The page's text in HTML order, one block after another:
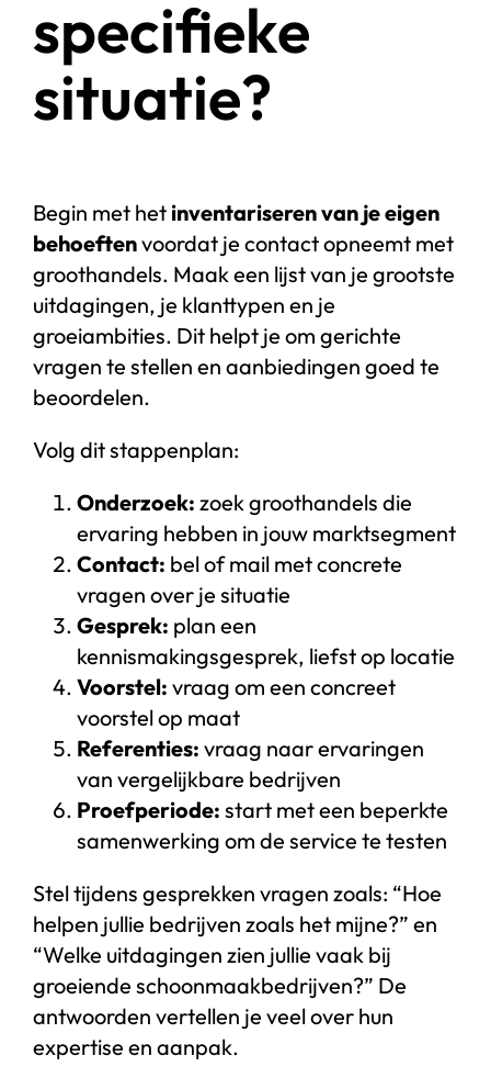
specifieke
situatie?
Begin met het inventariseren van je eigen
behoeftenvoordat je contact opneemt met
groothandels. Maak een lijst van je grootste
uitdagingen, je klanttypen en je
groeiambities. Dit helpt je om gerichte
vragen te stellen en aanbiedingen goed te
beoordelen.
Volg dit stappenplan:
Onderzoek: zoek groothandels die
ervaring hebben in jouw marktsegment
Contact: bel of mail met concrete
vragen over je situatie
Gesprek: plan een
kennismakingsgesprek, liefst op locatie
Voorstel: vraag om een concreet
voorstel op maat
Referenties: vraag naar ervaringen
van vergelijkbare bedrijven
Proefperiode: start met een beperkte
samenwerking om de service te testen
Stel tijdens gesprekken vragen zoals: “Hoe
helpen jullie bedrijven zoals het mijne?” en
“Welke uitdagingen zien jullie vaak bij
groeiende schoonmaakbedrijven?” De
antwoorden vertellen je veel over hun
expertise en aanpak.